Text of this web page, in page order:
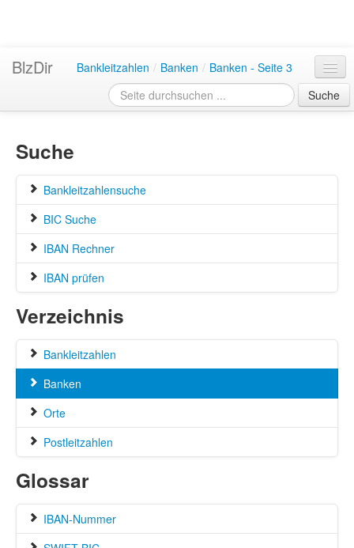
BlzDir Bankleitzahlen / Banken / Banken - Seite 3
Suche
Suche
Bankleitzahlensuche
BIC Suche
IBAN Rechner
IBAN prüfen
Verzeichnis
Bankleitzahlen
Banken
Orte
Postleitzahlen
Glossar
IBAN-Nummer